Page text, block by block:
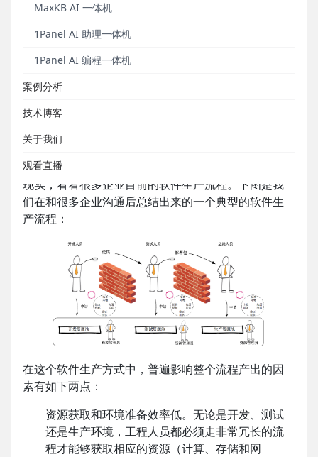
MaxKB AI 一体机
1Panel AI 助理一体机
1Panel AI 编程一体机
案例分析
技术博客
关于我们
观看直播
果希望更深入了解这个主题，建议全面阅读这份调查
报告。
Puppet Labs 2014 DevOps用具体调查数据揭示了组织绩效、
- 拥有强IT服务绩效的企业通常会双倍超过其市场及盈利目标；
回到我们的现状
在探讨如何定位团队DevOps实践能力前，让我们回到
现实，看看很多企业目前的软件生产流程。下图是我
们在和很多企业沟通后总结出来的一个典型的软件生
产流程：
在这个软件生产方式中，普遍影响整个流程产出的因
素有如下两点：
资源获取和环境准备效率低。无论是开发、测试
还是生产环境，工程人员都必须走非常冗长的流
程才能够获取相应的资源（计算、存储和网